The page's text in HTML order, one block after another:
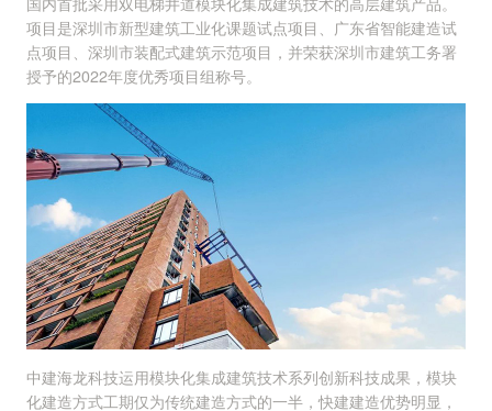
项目是深圳市新型建筑工业化课题试点项目、广东省智能建造试
点项目、深圳市装配式建筑示范项目，并荣获深圳市建筑工务署
授予的2022年度优秀项目组称号。
中建海龙科技运用模块化集成建筑技术系列创新科技成果，模块
化建造方式工期仅为传统建造方式的一半，快建建造优势明显，